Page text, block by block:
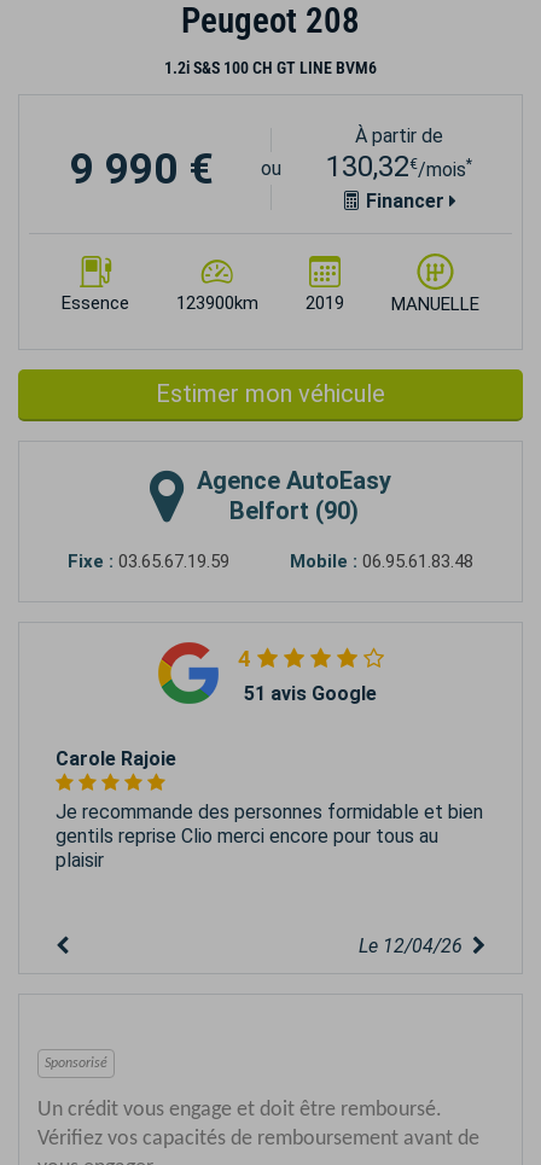
Peugeot 208
1.2i S&S 100 CH GT LINE BVM6
Essence 123900km 2019 MANUELLE
9 990 € ou
À partir de
130,32€/mois*
Financer
Estimer mon véhicule
Agence AutoEasy
Belfort (90)
Fixe : 03.65.67.19.59 Mobile : 06.95.61.83.48
4
51 avis Google
Carole Rajoie
Je recommande des personnes formidable et bien
gentils reprise Clio merci encore pour tous au
plaisir
Le 12/04/26